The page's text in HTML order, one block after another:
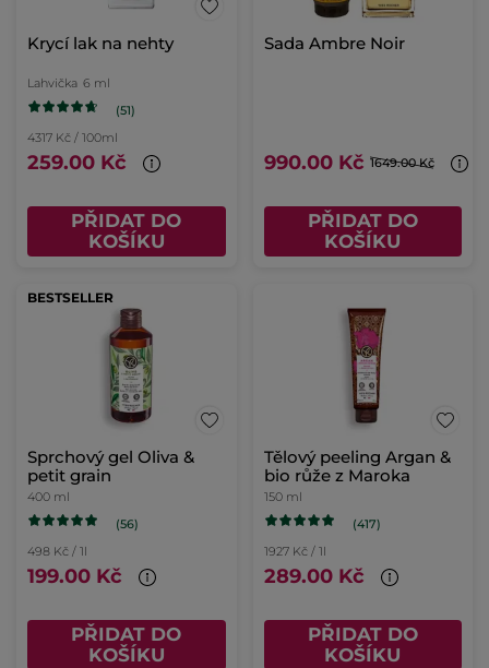
Krycí lak na nehty
Lahvička 6 ml
(51)
4317 Kč / 100ml
259.00 Kč
PŘIDAT DO
KOŠÍKU
Sada Ambre Noir
990.00 Kč 1649.00 Kč
PŘIDAT DO
KOŠÍKU
BESTSELLER
Sprchový gel Oliva &
petit grain
400 ml
(56)
498 Kč / 1l
199.00 Kč
PŘIDAT DO
KOŠÍKU
Tělový peeling Argan &
bio růže z Maroka
150 ml
(417)
1927 Kč / 1l
289.00 Kč
PŘIDAT DO
KOŠÍKU